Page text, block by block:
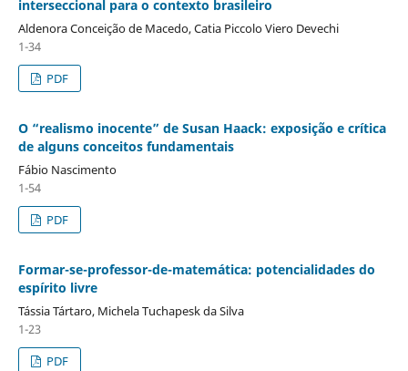
interseccional para o contexto brasileiro
Aldenora Conceição de Macedo, Catia Piccolo Viero Devechi
1-34
PDF
O “realismo inocente” de Susan Haack: exposição e crítica
de alguns conceitos fundamentais
Fábio Nascimento
1-54
PDF
Formar-se-professor-de-matemática: potencialidades do
espírito livre
Tássia Tártaro, Michela Tuchapesk da Silva
1-23
PDF